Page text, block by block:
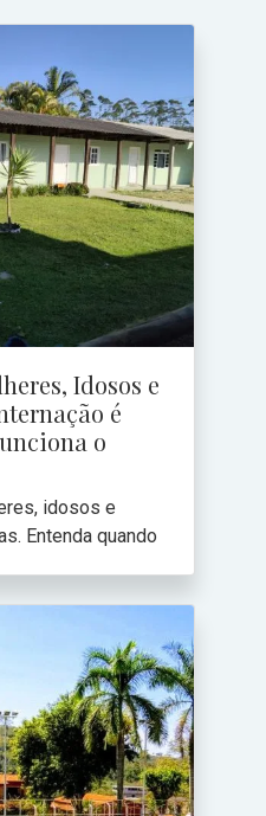
Idosos e
é
o
idosos e
Entenda quando